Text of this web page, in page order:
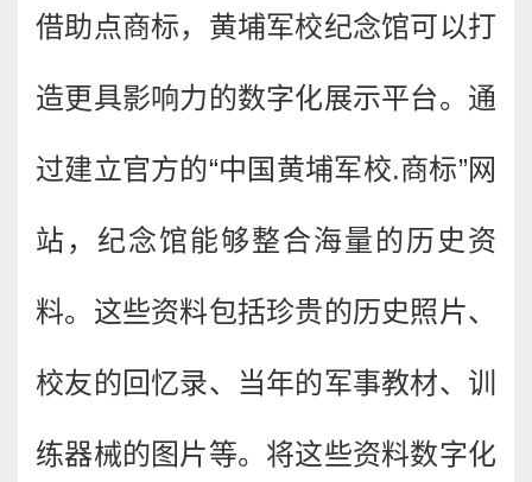
借助点商标，黄埔军校纪念馆可以打
造更具影响力的数字化展示平台。通
过建立官方的“中国黄埔军校.商标”网
站，纪念馆能够整合海量的历史资
料。这些资料包括珍贵的历史照片、
校友的回忆录、当年的军事教材、训
练器械的图片等。将这些资料数字化